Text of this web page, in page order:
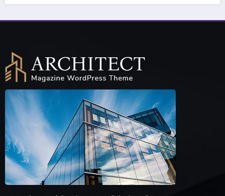
Lorem ipsum dolor sit amet adipiscing elit